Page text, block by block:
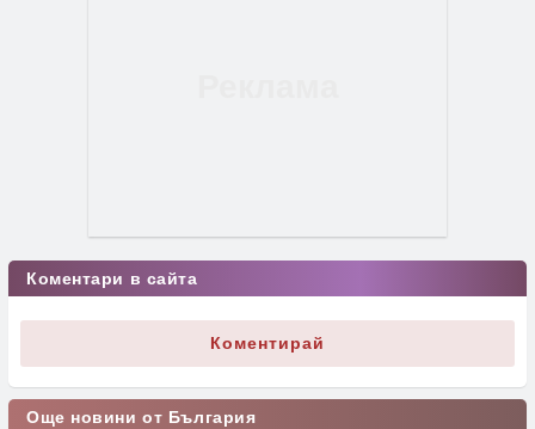
Коментари в сайта
Коментирай
Още новини от България